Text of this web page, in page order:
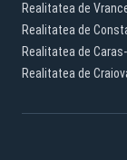
Realitatea de
Realitatea de
Realitatea de
Realitatea de